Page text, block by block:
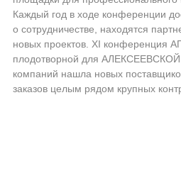
Каждый год в ходе конференции
о сотрудничестве, находятся
новых проектов. XI конференция
плодотворной для
компаний нашла новых
заказов целым рядом крупных